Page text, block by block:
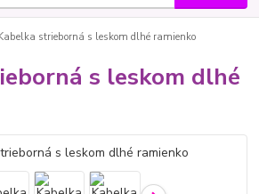
strieborná s leskom dlhé ramienko
s leskom dlhé